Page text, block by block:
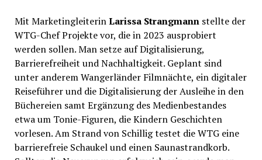
Mit MarketingleiterinLarissa Strangmannstellte der
WTG-Chef Projekte vor, die in 2023 ausprobiert
werden sollen. Man setze auf Digitalisierung,
Barrierefreiheit und Nachhaltigkeit. Geplant sind
unter anderem Wangerländer Filmnächte, ein digitaler
Reiseführer und die Digitalisierung der Ausleihe in den
Büchereien samt Ergänzung des Medienbestandes
etwa um Tonie-Figuren, die Kindern Geschichten
vorlesen. Am Strand von Schillig testet die WTG eine
barrierefreie Schaukel und einen Saunastrandkorb.